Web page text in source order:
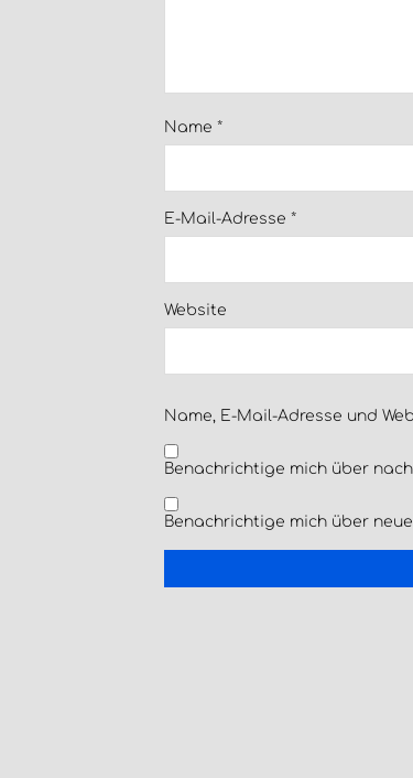
Name*
E-Mail-Adresse*
Website
Name, E-Mail-Adresse und
Benachrichtige mich über
Benachrichtige mich über